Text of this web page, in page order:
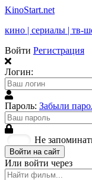
KinoStart.net
кино | сериалы | тв-
Войти Регистрация
Логин:
Пароль: Забыли
Не
Войти на сайт
Или войти через